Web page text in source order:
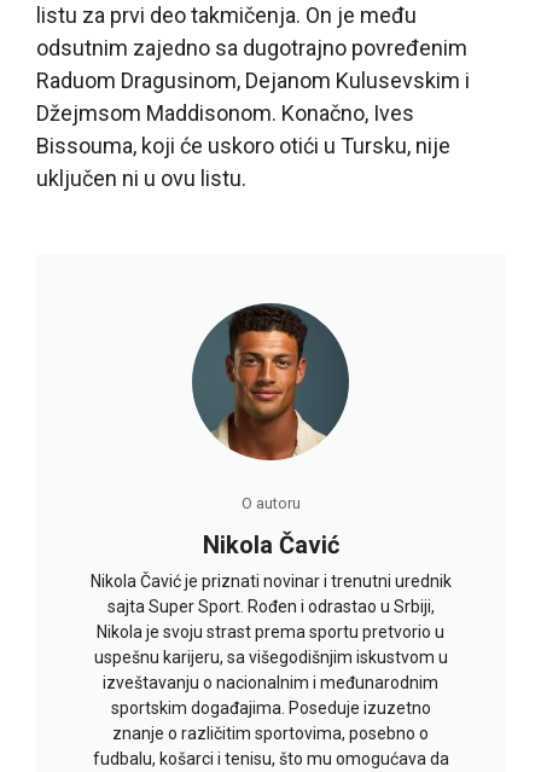
listu za prvi deo takmičenja. On je među
odsutnim zajedno sa dugotrajno povređenim
Raduom Dragusinom, Dejanom Kulusevskim i
Džejmsom Maddisonom. Konačno, Ives
Bissouma, koji će uskoro otići u Tursku, nije
uključen ni u ovu listu.
O autoru
Nikola Čavić
Nikola Čavić je priznati novinar i trenutni urednik
sajta Super Sport. Rođen i odrastao u Srbiji,
Nikola je svoju strast prema sportu pretvorio u
uspešnu karijeru, sa višegodišnjim iskustvom u
izveštavanju o nacionalnim i međunarodnim
sportskim događajima. Poseduje izuzetno
znanje o različitim sportovima, posebno o
fudbalu, košarci i tenisu, što mu omogućava da